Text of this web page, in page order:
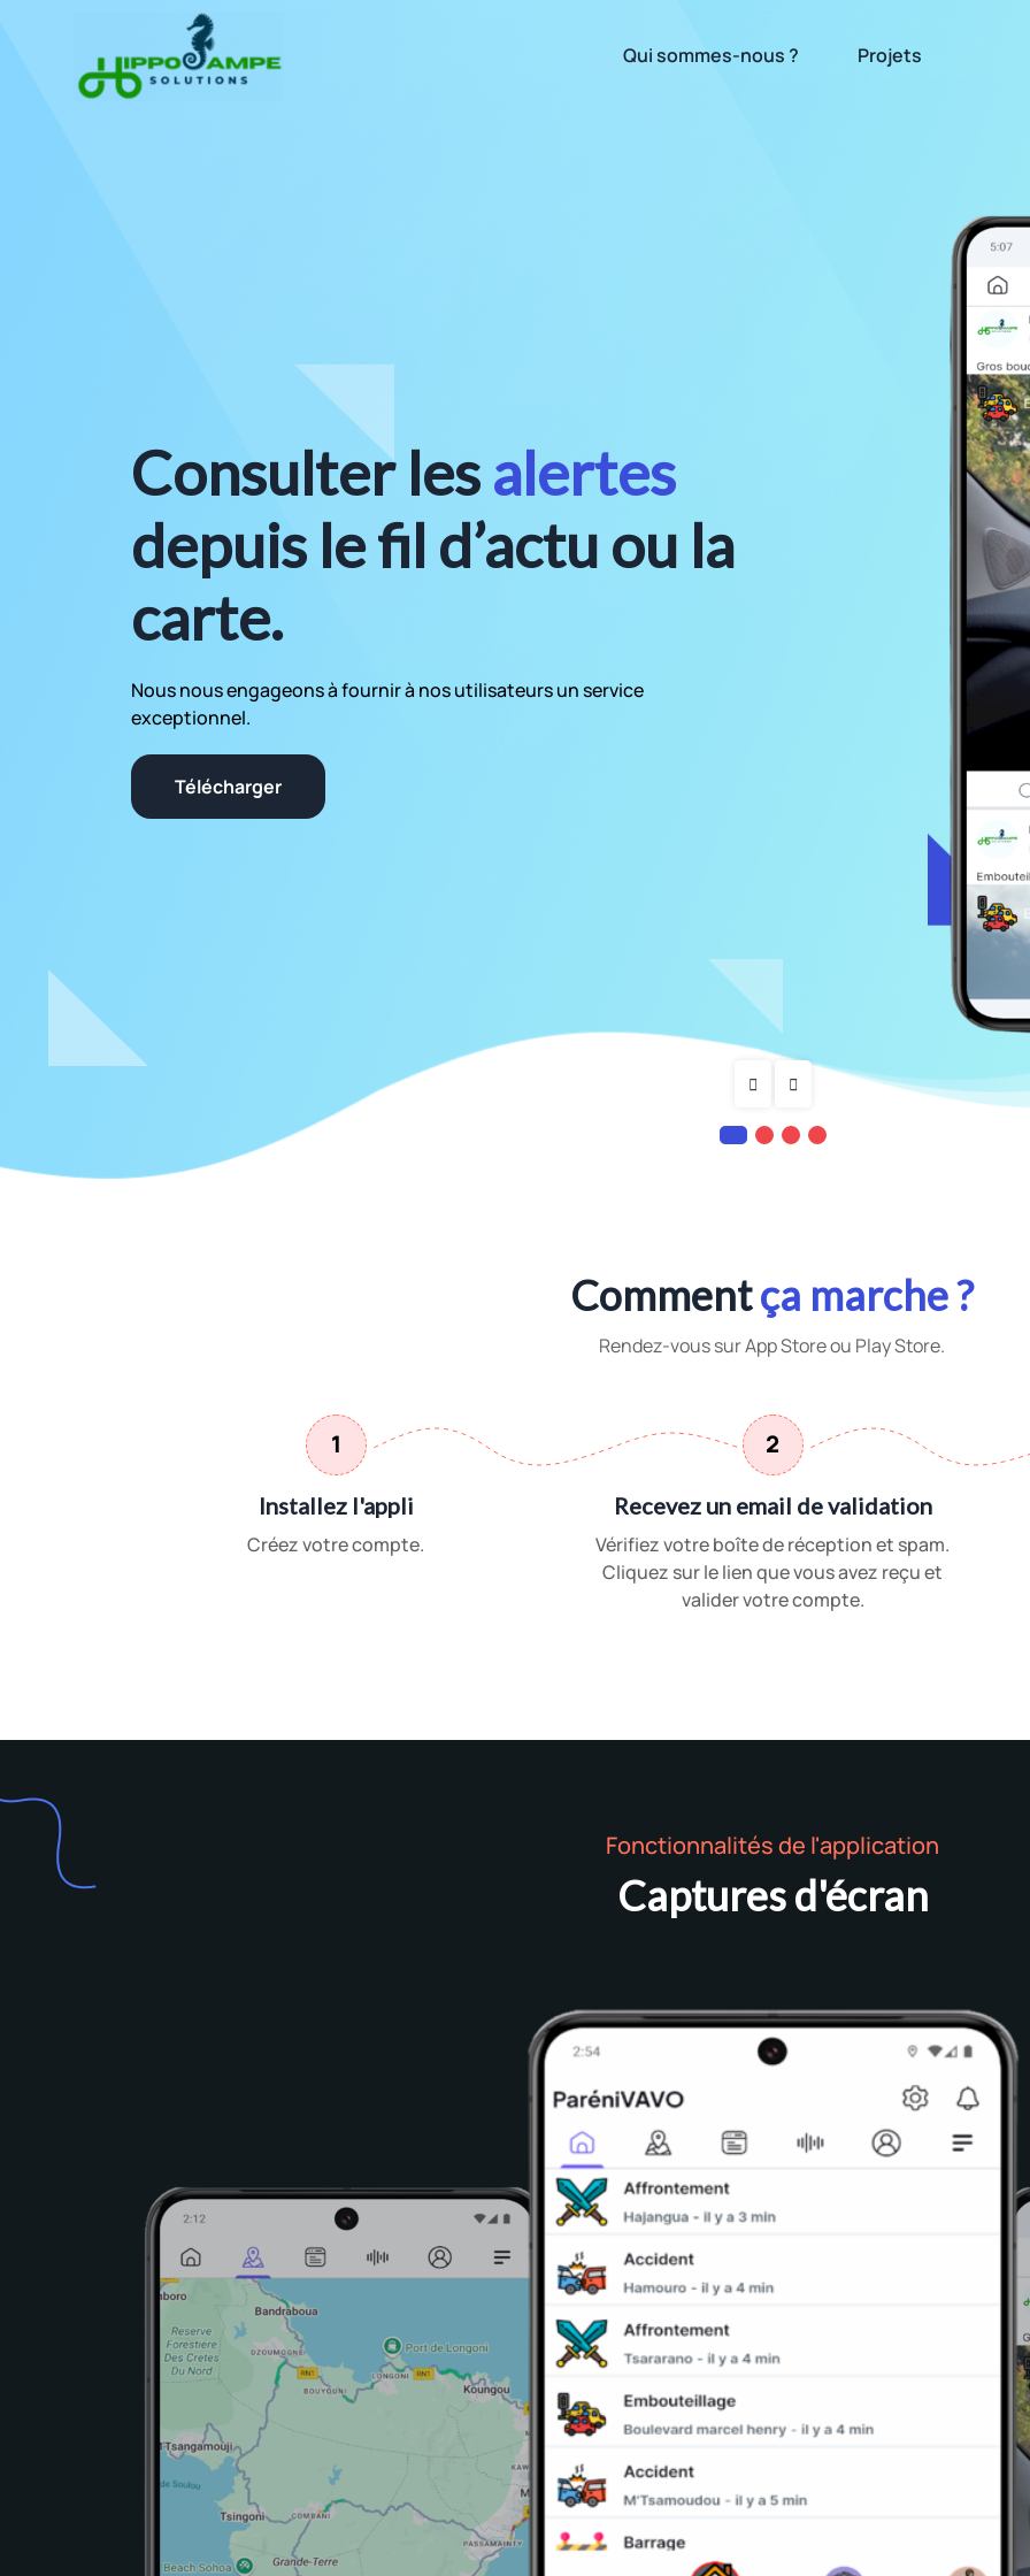
Qui sommes-nous ? Projets
Consulter lesalertes
depuis le fil d’actu ou la
carte.
Nous nous engageons à fournir à nos utilisateurs un service
exceptionnel.
Télécharger
Commentça marche ?
Rendez-vous sur App Store ou Play Store.
1 2
Installez l'appli
Créez votre compte.
Recevez un email de validation
Vérifiez votre boîte de réception et spam.
Cliquez sur le lien que vous avez reçu et
valider votre compte.
Fonctionnalités de l'application
Captures d'écran